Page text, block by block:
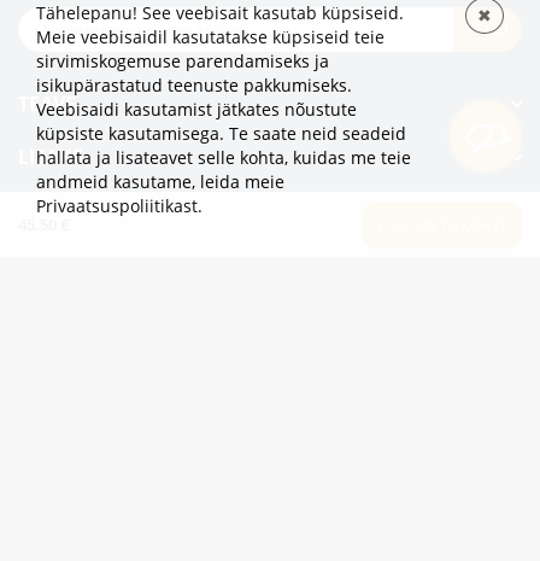
TELLI
TEAVE
LISAKS
KATEGOORIAD
Tähelepanu! See veebisait kasutab küpsiseid.
Meie veebisaidil kasutatakse küpsiseid teie
sirvimiskogemuse parendamiseks ja
isikupärastatud teenuste pakkumiseks.
Veebisaidi kasutamist jätkates nõustute
küpsiste kasutamisega. Te saate neid seadeid
hallata ja lisateavet selle kohta, kuidas me teie
andmeid kasutame, leida meie
Privaatsuspoliitikast.
✖